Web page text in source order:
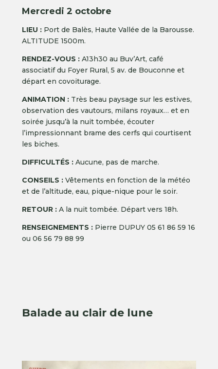
Mercredi 2 octobre
LIEU : Port de Balès, Haute Vallée de la Barousse.
ALTITUDE 1500m.
RENDEZ-VOUS : A13h30 au Buv’Art, café
associatif du Foyer Rural, 5 av. de Bouconne et
départ en covoiturage.
ANIMATION : Très beau paysage sur les estives,
observation des vautours, milans royaux… et en
soirée jusqu’à la nuit tombée, écouter
l’impressionnant brame des cerfs qui courtisent
les biches.
DIFFICULTÉS :Aucune, pas de marche.
CONSEILS : Vêtements en fonction de la météo
et de l’altitude, eau, pique-nique pour le soir.
RETOUR :A la nuit tombée. Départ vers 18h.
RENSEIGNEMENTS : Pierre DUPUY 05 61 86 59 16
ou 06 56 79 88 99
Balade au clair de lune